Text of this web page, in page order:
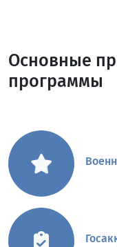
Основные
программы